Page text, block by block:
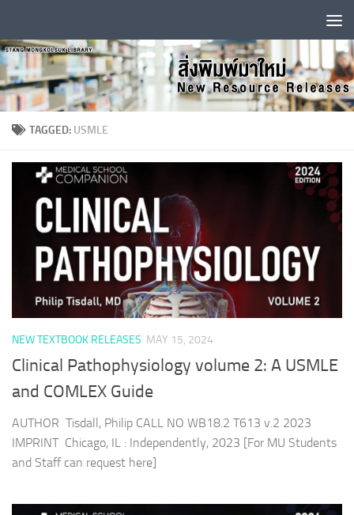
TAGGED: USMLE
NEW TEXTBOOK RELEASES MAY 15, 2024
Clinical Pathophysiology volume 2: A USMLE
and COMLEX Guide
AUTHOR Tisdall, Philip CALL NO WB18.2 T613 v.2 2023
IMPRINT Chicago, IL : Independently, 2023 [For MU Students
and Staff can request here]